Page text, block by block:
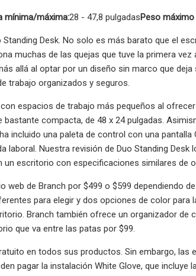
mínima/máxima:28 - 47,8 pulgadasPeso
Desk. No solo es más barato que el
muchas de las quejas que tuve la primera
allá al optar por un diseño sin marco que
trabajo organizados y seguros.
espacios de trabajo más pequeños al
compacta, de 48 x 24 pulgadas.
incluido una paleta de control con una
laboral. Nuestra revisión de Duo Standing
escritorio con especificaciones similares de
web de Branch por $499 o $599 dependiendo
para elegir y dos opciones de color
Branch también ofrece un organizador de
que va entre las patas por $99.
en todos sus productos. Sin embargo,
pagar la instalación White Glove, que incluye